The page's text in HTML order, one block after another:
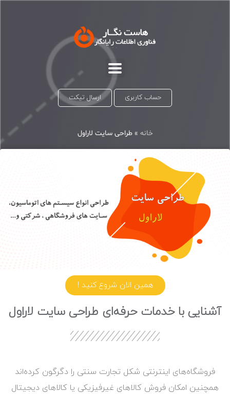
حساب کاربری ارسال تیکت
خانه »طراحی سایت لاراول
همین الان شروع کنید !
آشنایی با خدمات حرفه‌ای طراحی سایت لاراول
فروشگاه‌های اینترنتی شکل تجارت سنتی را دگرگون کرده‌اند
همچنین امکان فروش کالاهای غیرفیزیکی یا کالاهای دیجیتال